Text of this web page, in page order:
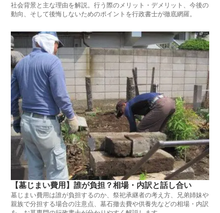
社会背景と主な理由を解説。行う際のメリット・デメリット、今後の
動向、そして後悔しないためのポイントを行政書士が徹底網羅。
【墓じまい費用】誰が負担？相場・内訳と話し合い
墓じまい費用は誰が負担するのか、祭祀承継者の考え方、兄弟姉妹や
親族で分担する場合の注意点、墓石撤去費や供養先などの相場・内訳